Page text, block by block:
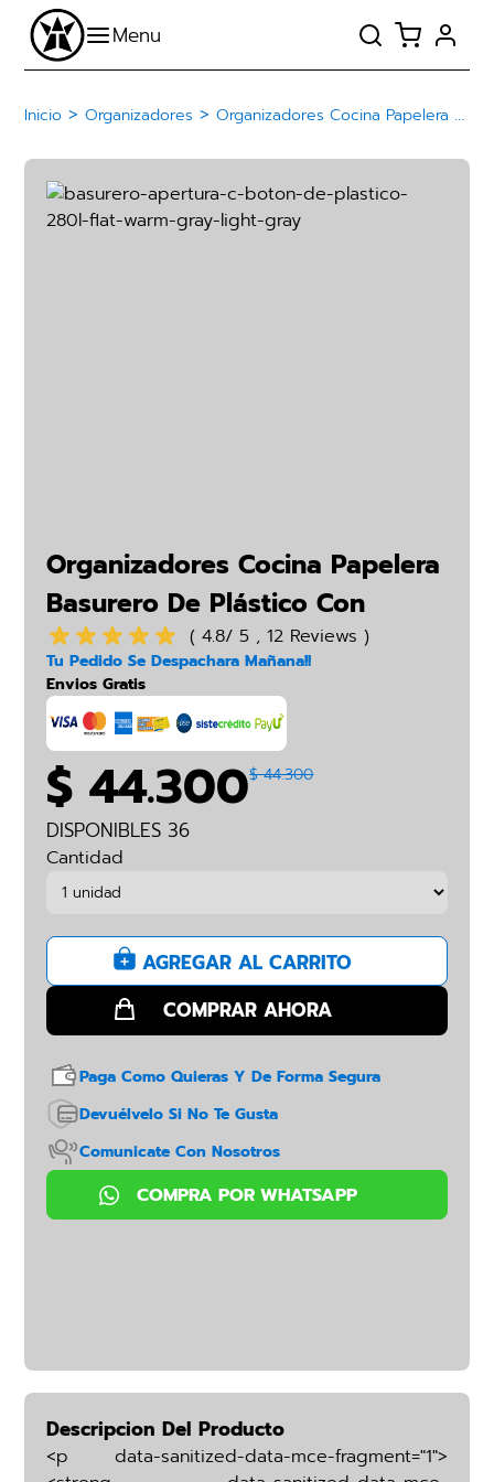
Inicio >Organizadores >Organizadores Cocina Papelera Basurero De Plástico Con Botón
Organizadores Cocina Papelera
Basurero De Plástico Con
Botón
( 4.8/ 5 , 12 Reviews )
Tu Pedido Se Despachara Mañana!!
Envios Gratis
$ 44.300$ 44.300
DISPONIBLES 36
Cantidad
Paga Como Quieras Y De Forma Segura
Devuélvelo Si No Te Gusta
Comunicate Con Nosotros
Descripcion Del Producto
<p data-sanitized-data-mce-fragment="1">